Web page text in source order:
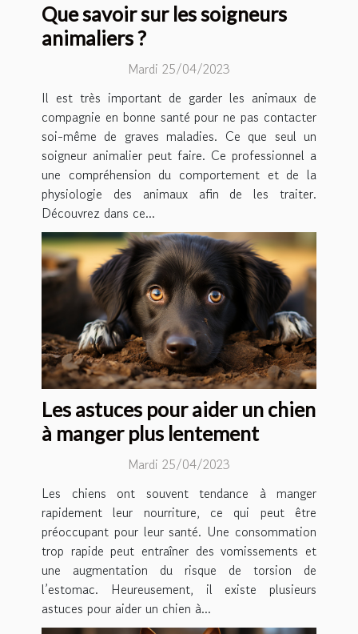
Que savoir sur les soigneurs
animaliers ?
Mardi 25/04/2023
Il est très important de garder les animaux de
compagnie en bonne santé pour ne pas contacter
soi-même de graves maladies. Ce que seul un
soigneur animalier peut faire. Ce professionnel a
une compréhension du comportement et de la
physiologie des animaux afin de les traiter.
Découvrez dans ce...
Les astuces pour aider un chien
à manger plus lentement
Mardi 25/04/2023
Les chiens ont souvent tendance à manger
rapidement leur nourriture, ce qui peut être
préoccupant pour leur santé. Une consommation
trop rapide peut entraîner des vomissements et
une augmentation du risque de torsion de
l’estomac. Heureusement, il existe plusieurs
astuces pour aider un chien à...